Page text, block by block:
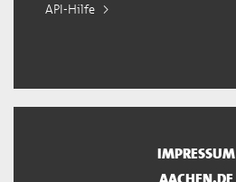
API-Hilfe
IMPRESSUM